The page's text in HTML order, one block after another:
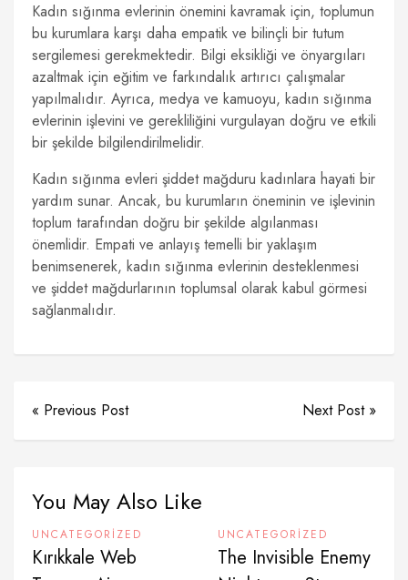
Kadın sığınma evlerinin önemini kavramak için, toplumun
bu kurumlara karşı daha empatik ve bilinçli bir tutum
sergilemesi gerekmektedir. Bilgi eksikliği ve önyargıları
azaltmak için eğitim ve farkındalık artırıcı çalışmalar
yapılmalıdır. Ayrıca, medya ve kamuoyu, kadın sığınma
evlerinin işlevini ve gerekliliğini vurgulayan doğru ve etkili
bir şekilde bilgilendirilmelidir.
Kadın sığınma evleri şiddet mağduru kadınlara hayati bir
yardım sunar. Ancak, bu kurumların öneminin ve işlevinin
toplum tarafından doğru bir şekilde algılanması
önemlidir. Empati ve anlayış temelli bir yaklaşım
benimsenerek, kadın sığınma evlerinin desteklenmesi
ve şiddet mağdurlarının toplumsal olarak kabul görmesi
sağlanmalıdır.
« Previous Post Next Post »
You May Also Like
UNCATEGORIZED
Kırıkkale Web
UNCATEGORIZED
The Invisible Enemy